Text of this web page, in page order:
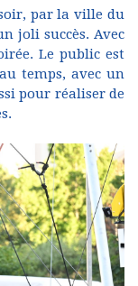
par la ville du
joli succès. Avec
Le public est
temps, avec un
pour réaliser de